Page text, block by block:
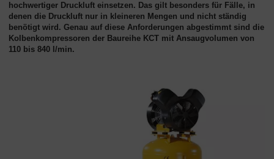
Lösungen
-
Übersicht
hochwertiger Druckluft einsetzen. Das gilt besonders für Fälle, in
denen die Druckluft nur in kleineren Mengen und nicht ständig
benötigt wird. Genau auf diese Anforderungen abgestimmt sind die
Kolbenkompressoren der Baureihe KCT mit Ansaugvolumen von
110 bis 840 l/min.